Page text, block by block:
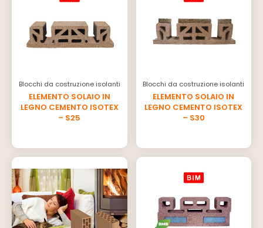
Blocchi da costruzione isolanti
ELEMENTO SOLAIO IN
LEGNO CEMENTO ISOTEX
– S25
Blocchi da costruzione isolanti
ELEMENTO SOLAIO IN
LEGNO CEMENTO ISOTEX
– S30